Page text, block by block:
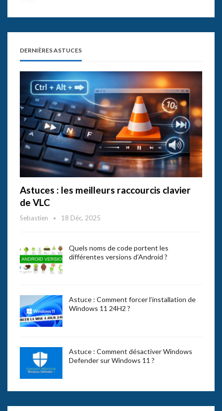
DERNIÈRES ASTUCES
Astuces : les meilleurs raccourcis clavier
de VLC
Sebastien 18 Déc, 2025
Quels noms de code portent les
différentes versions d’Android ?
Astuce : Comment forcer l’installation de
Windows 11 24H2 ?
Astuce : Comment désactiver Windows
Defender sur Windows 11 ?